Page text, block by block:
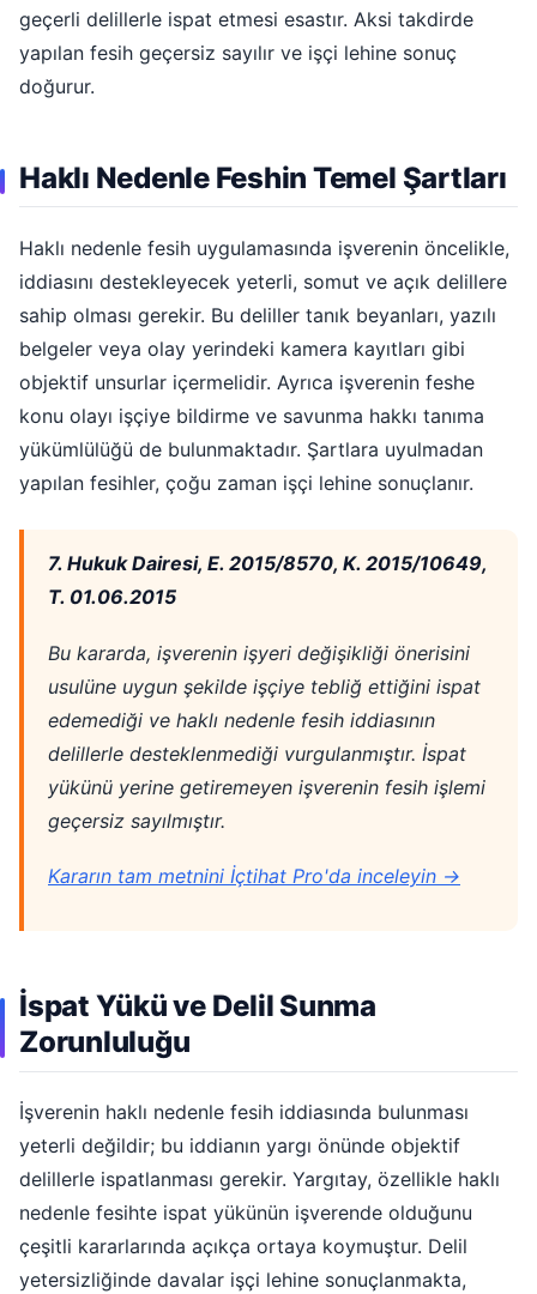
geçerli delillerle ispat etmesi esastır. Aksi takdirde
yapılan fesih geçersiz sayılır ve işçi lehine sonuç
doğurur.
Haklı Nedenle Feshin Temel Şartları
Haklı nedenle fesih uygulamasında işverenin öncelikle,
iddiasını destekleyecek yeterli, somut ve açık delillere
sahip olması gerekir. Bu deliller tanık beyanları, yazılı
belgeler veya olay yerindeki kamera kayıtları gibi
objektif unsurlar içermelidir. Ayrıca işverenin feshe
konu olayı işçiye bildirme ve savunma hakkı tanıma
yükümlülüğü de bulunmaktadır. Şartlara uyulmadan
yapılan fesihler, çoğu zaman işçi lehine sonuçlanır.
7. Hukuk Dairesi, E. 2015/8570, K. 2015/10649,
T. 01.06.2015
Bu kararda, işverenin işyeri değişikliği önerisini
usulüne uygun şekilde işçiye tebliğ ettiğini ispat
edemediği ve haklı nedenle fesih iddiasının
delillerle desteklenmediği vurgulanmıştır. İspat
yükünü yerine getiremeyen işverenin fesih işlemi
geçersiz sayılmıştır.
Kararın tam metnini İçtihat Pro'da inceleyin →
İspat Yükü ve Delil Sunma
Zorunluluğu
İşverenin haklı nedenle fesih iddiasında bulunması
yeterli değildir; bu iddianın yargı önünde objektif
delillerle ispatlanması gerekir. Yargıtay, özellikle haklı
nedenle fesihte ispat yükünün işverende olduğunu
çeşitli kararlarında açıkça ortaya koymuştur. Delil
yetersizliğinde davalar işçi lehine sonuçlanmakta,